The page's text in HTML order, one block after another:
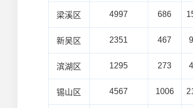
梁溪区 4997 686
新吴区 2351 467
滨湖区 1295 273
锡山区 4567 1006